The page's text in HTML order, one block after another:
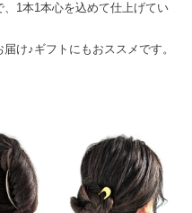
1本1本心を込めて仕上げてい
け♪ギフトにもおススメです。